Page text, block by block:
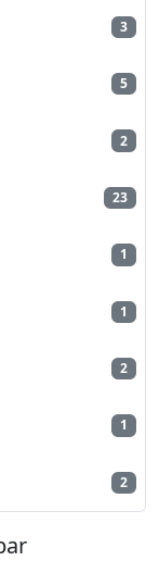
3
5
2
23
1
1
2
1
2